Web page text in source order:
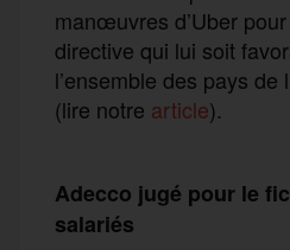
manœuvres d’Uber
directive qui lui soit
l’ensemble des pays de
(lire notre article).
Adecco jugé pour le
salariés